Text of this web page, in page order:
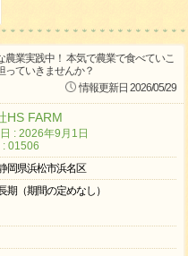
業実践中！ 本気で農業で食べていこ
っていきませんか？
情報更新日 2026/05/29
HS FARM
: 2026年9月1日
: 01506
岡県浜松市浜名区
期（期間の定めなし）